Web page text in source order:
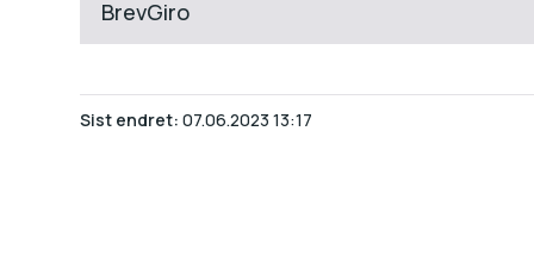
BrevGiro
Sist endret 07.06.2023 13:17